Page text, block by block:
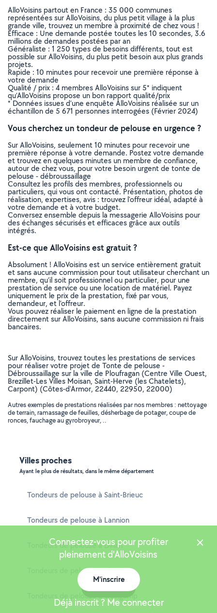
AlloVoisins partout en France : 35 000 communes
représentées sur AlloVoisins, du plus petit village à la plus
grande ville, trouvez un membre à proximité de chez vous !
Efficace : Une demande postée toutes les 10 secondes, 3.6
millions de demandes postées par an
Généraliste : 1 250 types de besoins différents, tout est
possible sur AlloVoisins, du plus petit besoin aux plus grands
projets.
Rapide : 10 minutes pour recevoir une première réponse à
votre demande
Qualité / prix : 4 membres AlloVoisins sur 5* indiquent
qu’AlloVoisins propose un bon rapport qualité/prix
* Données issues d’une enquête AlloVoisins réalisée sur un
échantillon de 5 671 personnes interrogées (Février 2024)
Vous cherchez un tondeur de pelouse en urgence ?
Sur AlloVoisins, seulement 10 minutes pour recevoir une
première réponse à votre demande. Postez votre demande
et trouvez en quelques minutes un membre de confiance,
autour de chez vous, pour votre besoin urgent de tonte de
pelouse - débroussaillage
Consultez les profils des membres, professionnels ou
particuliers, qui vous ont contacté. Présentation, photos de
réalisation, expertises, avis : trouvez l'offreur idéal, adapté à
votre demande et à votre budget.
Conversez ensemble depuis la messagerie AlloVoisins pour
des échanges sécurisés et efficaces grâce aux outils
intégrés.
Est-ce que AlloVoisins est gratuit ?
Absolument ! AlloVoisins est un service entièrement gratuit
et sans aucune commission pour tout utilisateur cherchant un
membre, qu’il soit professionnel ou particulier, pour une
prestation de service ou une location de matériel. Payez
uniquement le prix de la prestation, fixé par vous,
demandeur, et l’offreur.
Vous pouvez réaliser le paiement en ligne de la prestation
directement sur AlloVoisins, sans aucune commission ni frais
bancaires.
Sur AlloVoisins, trouvez toutes les prestations de services
pour réaliser votre projet de Tonte de pelouse -
Débroussaillage sur la ville de Ploufragan (Centre Ville Ouest,
Brezillet-Les Villes Moisan, Saint-Herve (les Chatelets),
Carpont) (Côtes-d'Armor, 22440, 22950, 22000)
Autres exemples de prestations réalisées par nos membres : nettoyage
de terrain, ramassage de feuilles, désherbage de potager, coupe de
ronces, fauchage au gyrobroyeur, ..
Villes proches
Ayant le plus de résultats, dans le même département
Tondeurs de pelouse à Saint-Brieuc
Tondeurs de pelouse à Lannion
Tondeurs de pelouse à Dinan
Tondeurs de pelouse à Plérin
Connectez-vous pour profiter
pleinement d'AlloVoisins
M'inscrire
Déjà inscrit ? Me connecter